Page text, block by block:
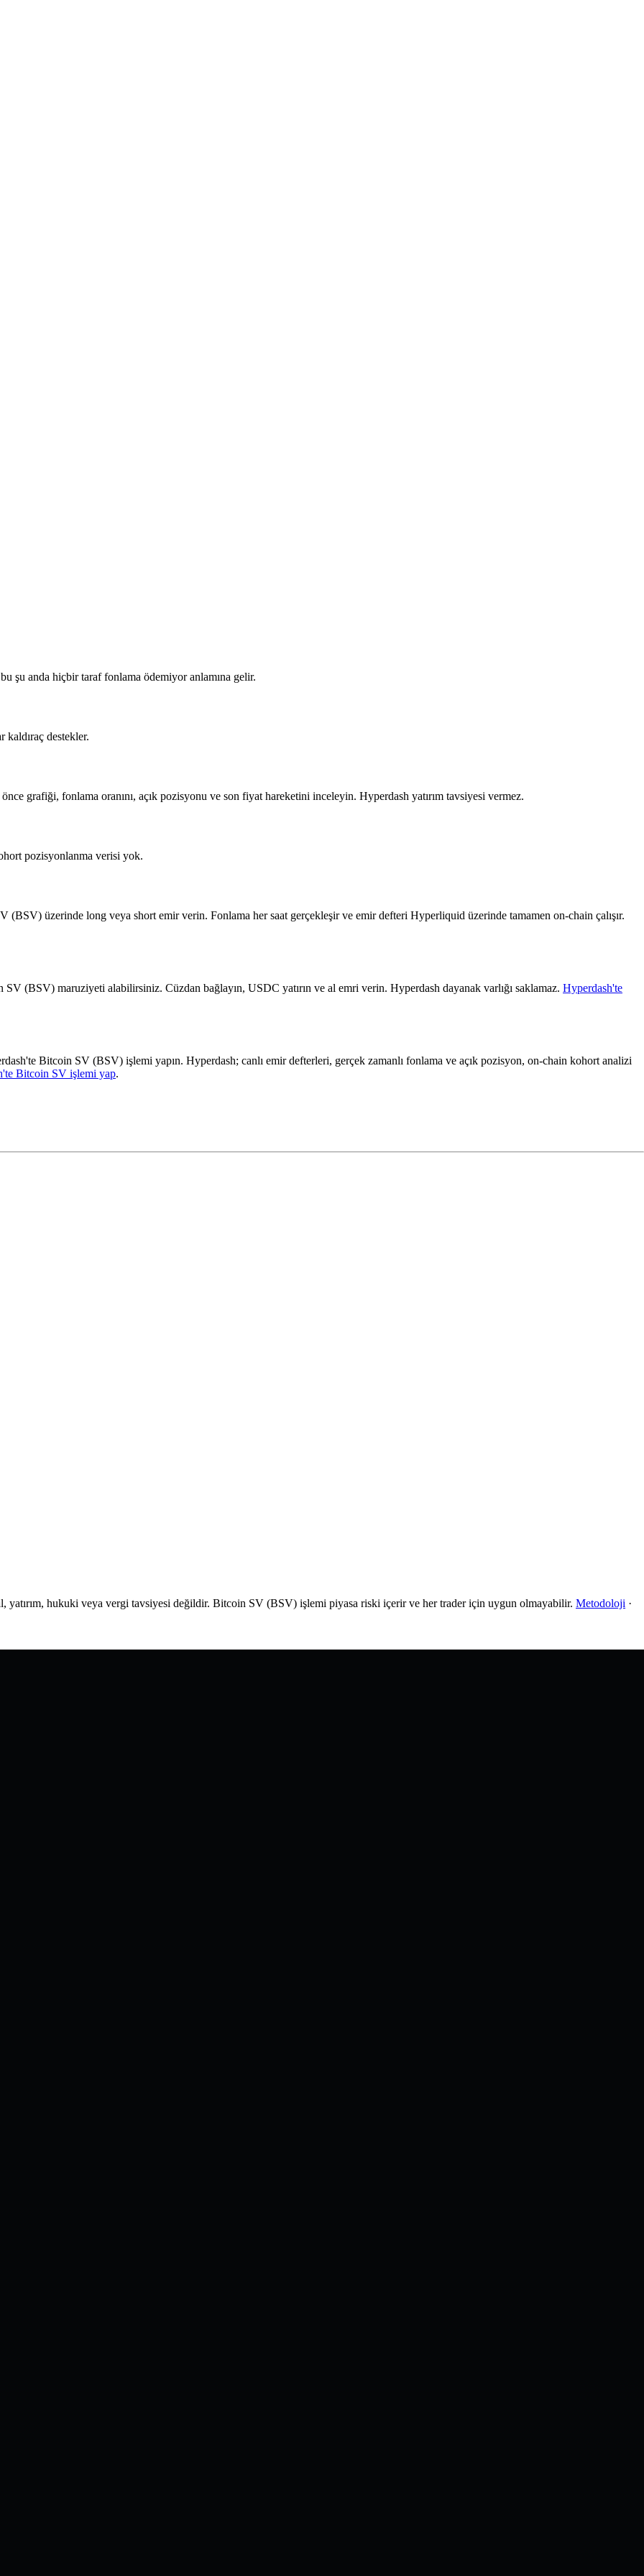
şu anda hiçbir taraf fonlama ödemiyor anlamına gelir.
destekler.
grafiği, fonlama oranını, açık pozisyonu ve son fiyat hareketini inceleyin. Hyperdash yatırım tavsiyesi vermez.
pozisyonlanma verisi yok.
(BSV) üzerinde long veya short emir verin. Fonlama her saat gerçekleşir ve emir defteri Hyperliquid üzerinde tamamen on-chain çalışır.
(BSV) maruziyeti alabilirsiniz. Cüzdan bağlayın, USDC yatırın ve al emri verin. Hyperdash dayanak varlığı saklamaz. Hyperdash'te
Bitcoin SV (BSV) işlemi yapın. Hyperdash; canlı emir defterleri, gerçek zamanlı fonlama ve açık pozisyon, on-chain kohort analizi
Bitcoin SV işlemi yap.
yatırım, hukuki veya vergi tavsiyesi değildir. Bitcoin SV (BSV) işlemi piyasa riski içerir ve her trader için uygun olmayabilir. Metodoloji ·